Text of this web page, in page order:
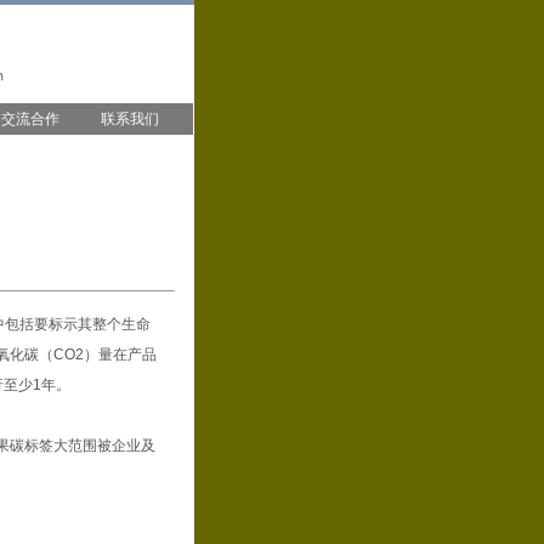
交流合作 联系我们
括要标示其整个生命
化碳（CO2）量在产品
少1年。
标签大范围被企业及